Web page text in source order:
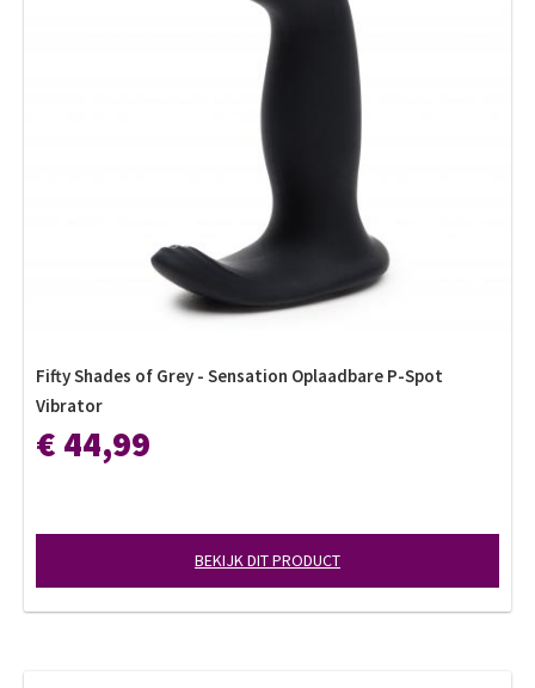
Fifty Shades of Grey - Sensation Oplaadbare P-Spot
Vibrator
€ 44,99
BEKIJK DIT PRODUCT